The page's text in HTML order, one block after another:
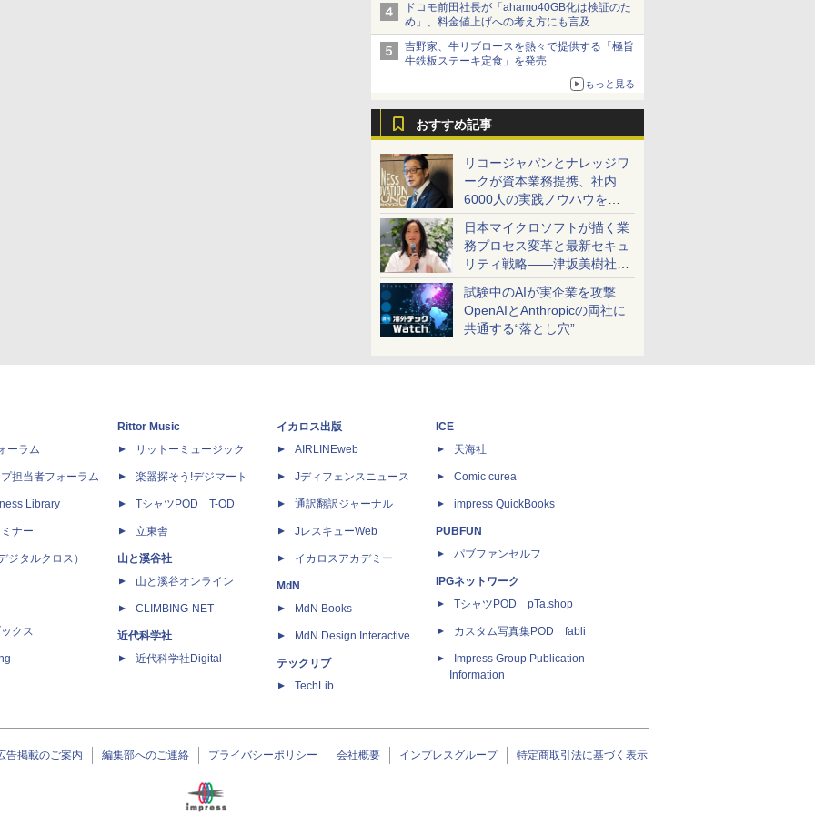
ドコモ前田社長が「ahamo40GB化は検証のた
め」、料金値上げへの考え方にも言及
吉野家、牛リブロースを熱々で提供する「極旨
牛鉄板ステーキ定食」を発売
もっと見る
おすすめ記事
リコージャパンとナレッジワ
ークが資本業務提携、社内
6000人の実践ノウハウを生
かした「AI商談記録 for
RICOH」を展開へ
日本マイクロソフトが描く業
務プロセス変革と最新セキュ
リティ戦略――津坂美樹社長
が2027年度戦略を説明
試験中のAIが実企業を攻撃
OpenAIとAnthropicの両社に
共通する“落とし穴”
ーラム
担当者フォーラム
Library
ナー
ジタルクロス）
クス
Rittor Music
リットーミュージック
楽器探そう!デジマート
TシャツPOD T-OD
立東舎
山と溪谷社
山と溪谷オンライン
CLIMBING-NET
近代科学社
近代科学社Digital
イカロス出版
AIRLINEweb
Jディフェンスニュース
通訳翻訳ジャーナル
JレスキューWeb
イカロスアカデミー
MdN
MdN Books
MdN Design Interactive
テックリブ
TechLib
ICE
天海社
Comic curea
impress QuickBooks
PUBFUN
パブファンセルフ
IPGネットワーク
TシャツPOD pTa.shop
カスタム写真集POD fabli
Impress Group Publication
Information
告掲載のご案内 編集部へのご連絡 プライバシーポリシー 会社概要 インプレスグループ 特定商取引法に基づく表示